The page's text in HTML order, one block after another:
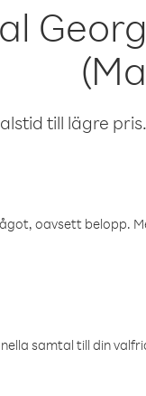
till lägre
oavsett belopp.
samtal till din